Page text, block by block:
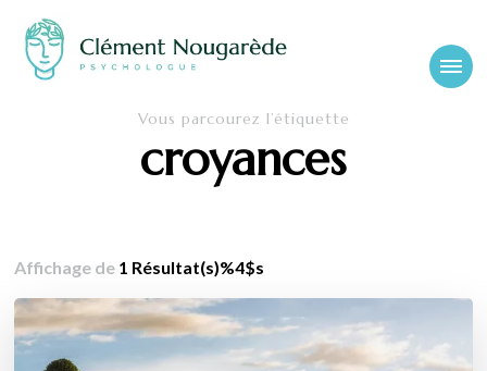
Cabinet-
psychologue-
chambery.fr
Clément Nougarède – Psychologue clinicien et psychothérapeute
Vous parcourez l’étiquette
croyances
Affichage de 1 Résultat(s)%4$s